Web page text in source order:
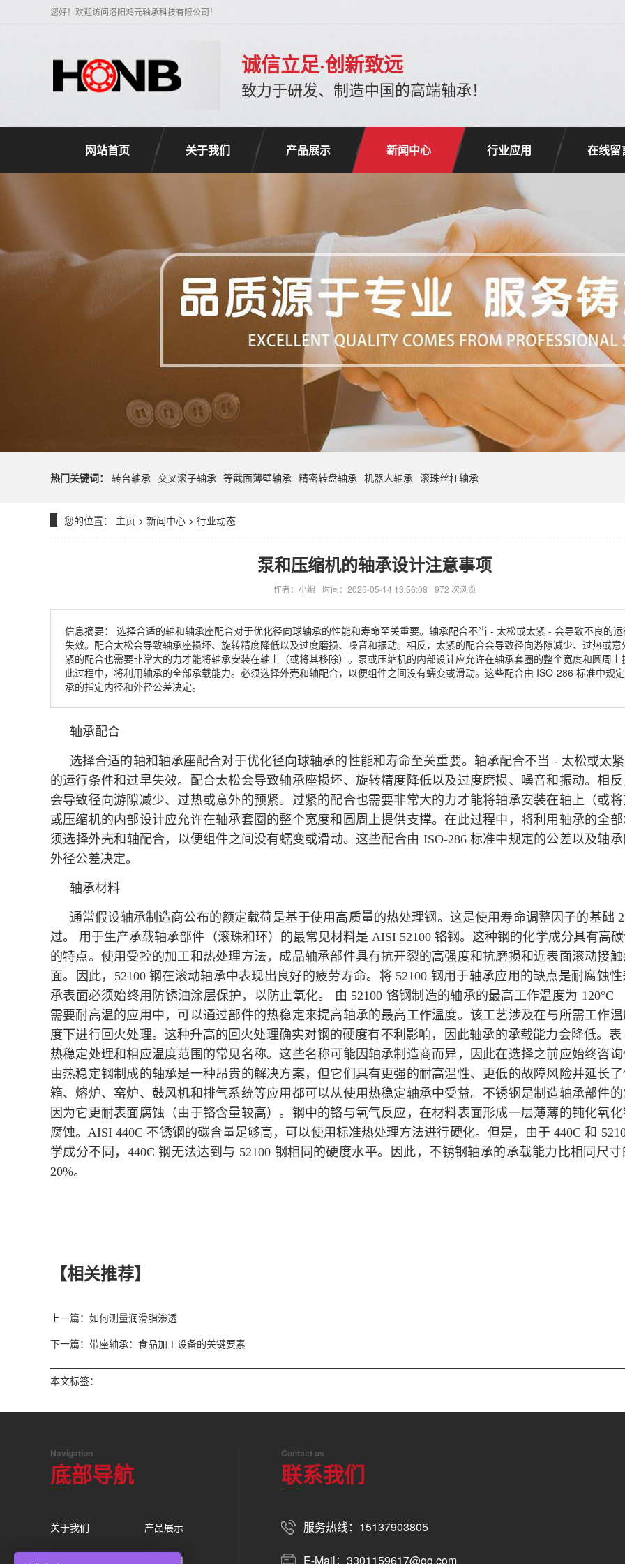
您好！欢迎访问洛阳鸿元轴承科技有限公司！
诚信立足·创新致远
致力于研发、制造中国的高端轴承！
网站首页 关于我们 产品展示 新闻中心 行业应用 在线留
热门关键词： 转台轴承 交叉滚子轴承 等截面薄壁轴承 精密转盘轴承 机器人轴承 滚珠丝杠轴承
您的位置： 主页 > 新闻中心 > 行业动态
泵和压缩机的轴承设计注意事项
作者：小编 时间：2026-05-14 13:56:08 972 次浏览
信息摘要： 选择合适的轴和轴承座配合对于优化径向球轴承的性能和寿命至关重要。轴承配合不当 - 太松或太紧 - 会导致不良的
失效。配合太松会导致轴承座损坏、旋转精度降低以及过度磨损、噪音和振动。相反，太紧的配合会导致径向游隙减少、过热或
紧的配合也需要非常大的力才能将轴承安装在轴上（或将其移除）。泵或压缩机的内部设计应允许在轴承套圈的整个宽度和圆周
此过程中，将利用轴承的全部承载能力。必须选择外壳和轴配合，以便组件之间没有蠕变或滑动。这些配合由 ISO-286 标准中规
承的指定内径和外径公差决定。
轴承配合
选择合适的轴和轴承座配合对于优化径向球轴承的性能和寿命至关重要。轴承配合不当 - 太松或太
的运行条件和过早失效。配合太松会导致轴承座损坏、旋转精度降低以及过度磨损、噪音和振动。相
会导致径向游隙减少、过热或意外的预紧。过紧的配合也需要非常大的力才能将轴承安装在轴上（或
或压缩机的内部设计应允许在轴承套圈的整个宽度和圆周上提供支撑。在此过程中，将利用轴承的全
须选择外壳和轴配合，以便组件之间没有蠕变或滑动。这些配合由 ISO-286 标准中规定的公差以及轴
外径公差决定。
轴承材料
通常假设轴承制造商公布的额定载荷是基于使用高质量的热处理钢。这是使用寿命调整因子的基础
过。 用于生产承载轴承部件（滚珠和环）的最常见材料是 AISI 52100 铬钢。这种钢的化学成分具有高
的特点。使用受控的加工和热处理方法，成品轴承部件具有抗开裂的高强度和抗磨损和近表面滚动接
面。因此，52100 钢在滚动轴承中表现出良好的疲劳寿命。将 52100 钢用于轴承应用的缺点是耐腐蚀
承表面必须始终用防锈油涂层保护，以防止氧化。 由 52100 铬钢制造的轴承的最高工作温度为 120°C
需要耐高温的应用中，可以通过部件的热稳定来提高轴承的最高工作温度。该工艺涉及在与所需工作
度下进行回火处理。这种升高的回火处理确实对钢的硬度有不利影响，因此轴承的承载能力会降低。
热稳定处理和相应温度范围的常见名称。这些名称可能因轴承制造商而异，因此在选择之前应始终咨
由热稳定钢制成的轴承是一种昂贵的解决方案，但它们具有更强的耐高温性、更低的故障风险并延长
箱、熔炉、窑炉、鼓风机和排气系统等应用都可以从使用热稳定轴承中受益。不锈钢是制造轴承部件
因为它更耐表面腐蚀（由于铬含量较高）。钢中的铬与氧气反应，在材料表面形成一层薄薄的钝化氧
腐蚀。AISI 440C 不锈钢的碳含量足够高，可以使用标准热处理方法进行硬化。但是，由于 440C 和
学成分不同，440C 钢无法达到与 52100 钢相同的硬度水平。因此，不锈钢轴承的承载能力比相同尺
20%。
【相关推荐】
上一篇：如何测量润滑脂渗透
下一篇：带座轴承：食品加工设备的关键要素
本文标签：
Navigation
底部导航
关于我们 产品展示
新闻中心 行业应用
Contact us
联系我们
服务热线：15137903805
E-Mail：3301159617@qq.com